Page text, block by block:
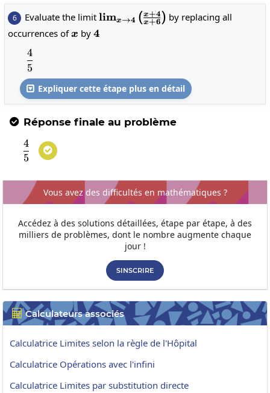
6 Evaluate the limit \lim_{x\to
4}\left(\frac{x+4}
limx→4 ( x+6
x+4 ) by replacing all
occurrences ofx
x by 4
4
\frac{4}{5}
5
4
 Expliquer cette étape plus en détail
 Réponse finale au problème
\frac{4}{5}
5
4

Vous avez des difficultés en mathématiques ?
Accédez à des solutions détaillées, étape par étape, à des
milliers de problèmes, dont le nombre augmente chaque
jour !
SINSCRIRE
 Calculateurs associés
Calculatrice Limites selon la règle de l'Hôpital
Calculatrice Opérations avec l'infini
Calculatrice Limites par substitution directe